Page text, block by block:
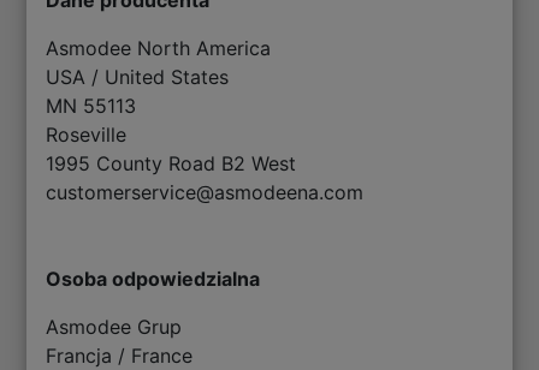
Asmodee North America
USA / United States
MN 55113
Roseville
1995 County Road B2 West
customerservice@asmodeena.com
Osoba odpowiedzialna
Asmodee Grup
Francja / France